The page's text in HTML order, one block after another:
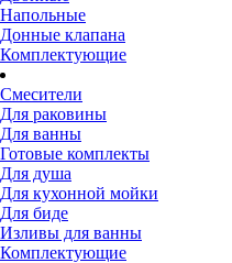
Напольные
Донные клапана
Комплектующие
Смесители
Для раковины
Для ванны
Готовые комплекты
Для душа
Для кухонной мойки
Для биде
Изливы для ванны
Комплектующие